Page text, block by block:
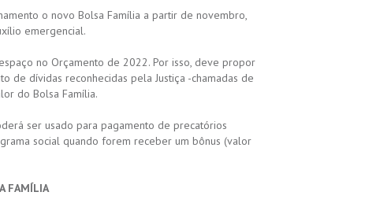
o novo Bolsa Família a partir de novembro,
emergencial.
no Orçamento de 2022. Por isso, deve propor
de dívidas reconhecidas pela Justiça -chamadas de
do Bolsa Família.
ser usado para pagamento de precatórios
social quando forem receber um bônus (valor
FAMÍLIA